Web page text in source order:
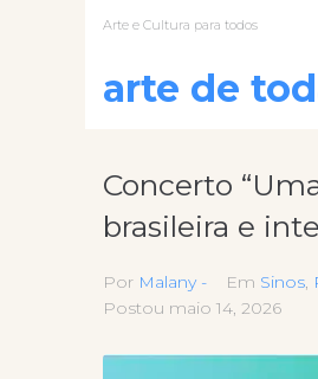
Arte e Cultura para todos
arte de
Concerto
brasileira e
Por Malany - Em Sinos,
Postou maio 14, 2026